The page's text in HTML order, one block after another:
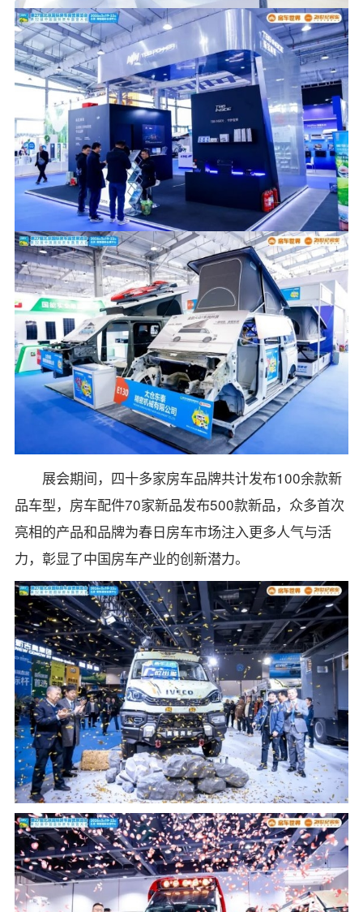
展会期间，四十多家房车品牌共计发布100余款新
品车型，房车配件70家新品发布500款新品，众多首次
亮相的产品和品牌为春日房车市场注入更多人气与活
力，彰显了中国房车产业的创新潜力。